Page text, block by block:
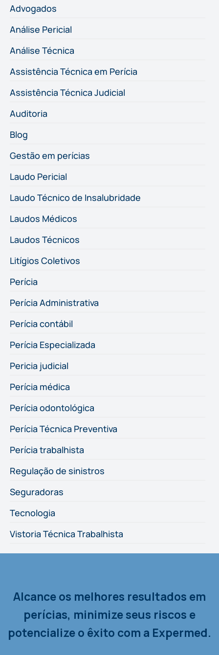
Advogados
Análise Pericial
Análise Técnica
Assistência Técnica em Perícia
Assistência Técnica Judicial
Auditoria
Blog
Gestão em perícias
Laudo Pericial
Laudo Técnico de Insalubridade
Laudos Médicos
Laudos Técnicos
Litígios Coletivos
Perícia
Perícia Administrativa
Perícia contábil
Perícia Especializada
Pericia judicial
Perícia médica
Perícia odontológica
Perícia Técnica Preventiva
Perícia trabalhista
Regulação de sinistros
Seguradoras
Tecnologia
Vistoria Técnica Trabalhista
Alcance os melhores resultados em
perícias, minimize seus riscos e
potencialize o êxito com a Expermed.